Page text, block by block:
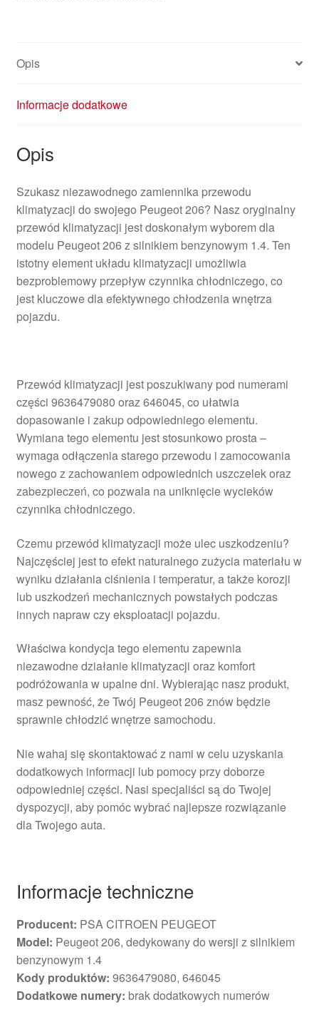
Opis
Informacje dodatkowe
Opis
Szukasz niezawodnego zamiennika przewodu
klimatyzacji do swojego Peugeot 206? Nasz oryginalny
przewód klimatyzacji jest doskonałym wyborem dla
modelu Peugeot 206 z silnikiem benzynowym 1.4. Ten
istotny element układu klimatyzacji umożliwia
bezproblemowy przepływ czynnika chłodniczego, co
jest kluczowe dla efektywnego chłodzenia wnętrza
pojazdu.
Przewód klimatyzacji jest poszukiwany pod numerami
części 9636479080 oraz 646045, co ułatwia
dopasowanie i zakup odpowiedniego elementu.
Wymiana tego elementu jest stosunkowo prosta –
wymaga odłączenia starego przewodu i zamocowania
nowego z zachowaniem odpowiednich uszczelek oraz
zabezpieczeń, co pozwala na uniknięcie wycieków
czynnika chłodniczego.
Czemu przewód klimatyzacji może ulec uszkodzeniu?
Najczęściej jest to efekt naturalnego zużycia materiału w
wyniku działania ciśnienia i temperatur, a także korozji
lub uszkodzeń mechanicznych powstałych podczas
innych napraw czy eksploatacji pojazdu.
Właściwa kondycja tego elementu zapewnia
niezawodne działanie klimatyzacji oraz komfort
podróżowania w upalne dni. Wybierając nasz produkt,
masz pewność, że Twój Peugeot 206 znów będzie
sprawnie chłodzić wnętrze samochodu.
Nie wahaj się skontaktować z nami w celu uzyskania
dodatkowych informacji lub pomocy przy doborze
odpowiedniej części. Nasi specjaliści są do Twojej
dyspozycji, aby pomóc wybrać najlepsze rozwiązanie
dla Twojego auta.
Informacje techniczne
Producent: PSA CITROEN PEUGEOT
Model: Peugeot 206, dedykowany do wersji z silnikiem
benzynowym 1.4
Kody produktów: 9636479080, 646045
Dodatkowe numery: brak dodatkowych numerów